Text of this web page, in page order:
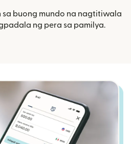
sa buong mundo na nagtitiwala
ng pera sa pamilya.